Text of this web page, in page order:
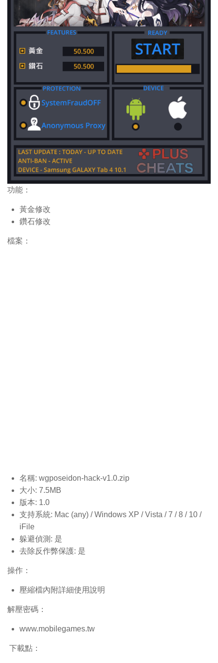
功能：
黃金修改
鑽石修改
檔案：
名稱: wgposeidon-hack-v1.0.zip
大小: 7.5MB
版本: 1.0
支持系統: Mac (any) / Windows XP / Vista / 7 / 8 / 10 /
iFile
躲避偵測: 是
去除反作弊保護: 是
操作：
壓縮檔內附詳細使用說明
解壓密碼：
www.mobilegames.tw
下載點：